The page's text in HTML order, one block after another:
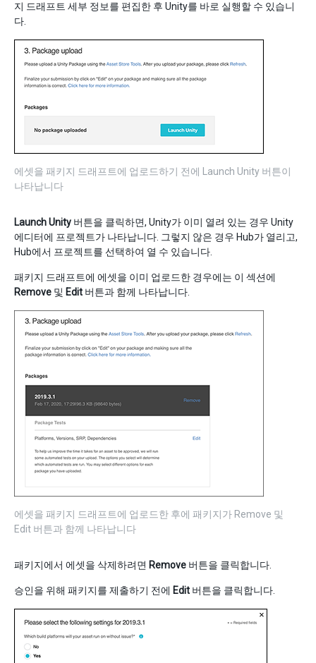
지 드래프트 세부 정보를 편집한 후 Unity를 바로 실행할 수 있습니
다.
에셋을 패키지 드래프트에 업로드하기 전에 Launch Unity 버튼이
나타납니다
Launch Unity 버튼을 클릭하면, Unity가 이미 열려 있는 경우 Unity
에디터에 프로젝트가 나타납니다. 그렇지 않은 경우 Hub가 열리고,
Hub에서 프로젝트를 선택하여 열 수 있습니다.
패키지 드래프트에 에셋을 이미 업로드한 경우에는 이 섹션에
Remove 및 Edit 버튼과 함께 나타납니다.
에셋을 패키지 드래프트에 업로드한 후에 패키지가 Remove 및
Edit 버튼과 함께 나타납니다
패키지에서 에셋을 삭제하려면 Remove 버튼을 클릭합니다.
승인을 위해 패키지를 제출하기 전에 Edit 버튼을 클릭합니다.